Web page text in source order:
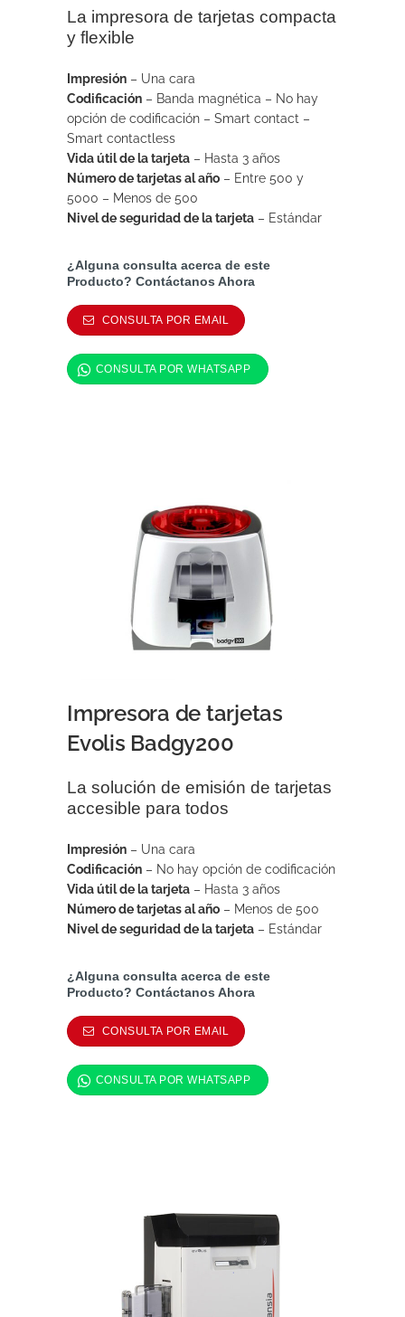
La impresora de tarjetas compacta
y flexible
Impresión – Una cara
Codificación – Banda magnética – No hay
opción de codificación – Smart contact –
Smart contactless
Vida útil de la tarjeta – Hasta 3 años
Número de tarjetas al año – Entre 500 y
5000 – Menos de 500
Nivel de seguridad de la tarjeta – Estándar
¿Alguna consulta acerca de este
Producto? Contáctanos Ahora
Impresora de tarjetas
Evolis Badgy200
La solución de emisión de tarjetas
accesible para todos
Impresión – Una cara
Codificación – No hay opción de codificación
Vida útil de la tarjeta – Hasta 3 años
Número de tarjetas al año – Menos de 500
Nivel de seguridad de la tarjeta – Estándar
¿Alguna consulta acerca de este
Producto? Contáctanos Ahora